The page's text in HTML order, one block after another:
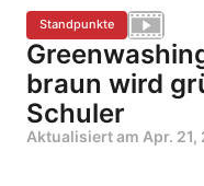
Standpunkte
braun wird
Schuler
Aktualisiert am Apr. 21,